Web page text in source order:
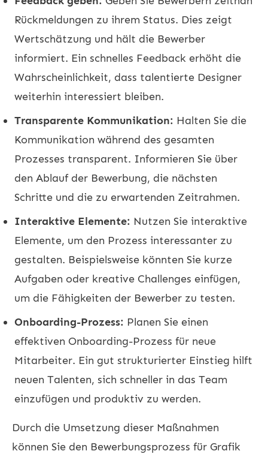
Rückmeldungen zu ihrem Status. Dies zeigt
Wertschätzung und hält die Bewerber
informiert. Ein schnelles Feedback erhöht die
Wahrscheinlichkeit, dass talentierte Designer
weiterhin interessiert bleiben.
Transparente Kommunikation: Halten Sie die
Kommunikation während des gesamten
Prozesses transparent. Informieren Sie über
den Ablauf der Bewerbung, die nächsten
Schritte und die zu erwartenden Zeitrahmen.
Interaktive Elemente: Nutzen Sie interaktive
Elemente, um den Prozess interessanter zu
gestalten. Beispielsweise könnten Sie kurze
Aufgaben oder kreative Challenges einfügen,
um die Fähigkeiten der Bewerber zu testen.
Onboarding-Prozess: Planen Sie einen
effektiven Onboarding-Prozess für neue
Mitarbeiter. Ein gut strukturierter Einstieg hilft
neuen Talenten, sich schneller in das Team
einzufügen und produktiv zu werden.
Durch die Umsetzung dieser Maßnahmen
können Sie den Bewerbungsprozess für Grafik